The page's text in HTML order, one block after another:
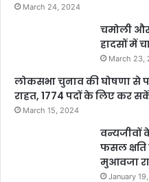
March 24, 2024
चमोली
हादसों में
March 23,
लोकसभा चुनाव की घोषणा से
राहत, 1774 पदों के लिए कर
March 15, 2024
फसल
मुआवजा
January